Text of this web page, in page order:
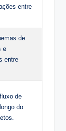
entre
de
e
entre
de
do